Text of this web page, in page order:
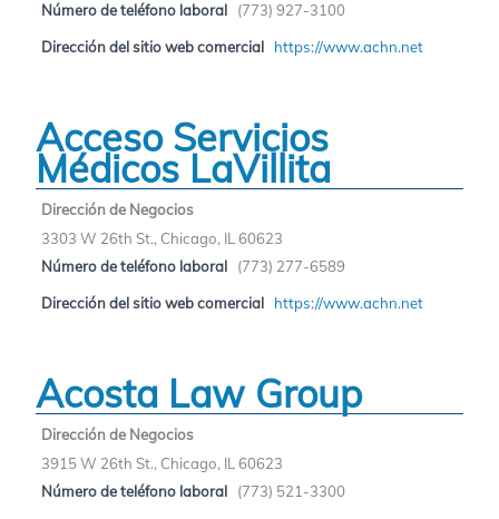
Número de teléfono laboral
(773) 927-3100
Dirección del sitio web comercial https://www.achn.net
Acceso Servicios
Médicos LaVillita
Dirección de Negocios
3303 W 26th St., Chicago, IL 60623
Número de teléfono laboral
(773) 277-6589
Dirección del sitio web comercial https://www.achn.net
Acosta Law Group
Dirección de Negocios
3915 W 26th St., Chicago, IL 60623
Número de teléfono laboral
(773) 521-3300